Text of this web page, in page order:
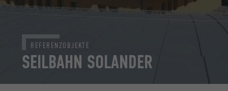
SEILBAHN SOLANDER
REFERENZOBJEKTE